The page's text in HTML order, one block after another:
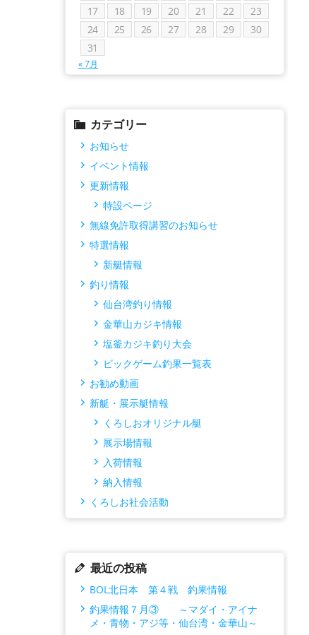
17
18 19 20 21 22
23
24
25 26 27 28 29
30
31
« 7月
カテゴリー
お知らせ
イベント情報
更新情報
特設ページ
無線免許取得講習のお知らせ
特選情報
新艇情報
釣り情報
仙台湾釣り情報
金華山カジキ情報
塩釜カジキ釣り大会
ビックゲーム釣果一覧表
お勧め動画
新艇・展示艇情報
くろしおオリジナル艇
展示場情報
入荷情報
納入情報
くろしお社会活動
最近の投稿
BOL北日本 第４戦 釣果情報
釣果情報７月③ ～マダイ・アイナ
メ・青物・アジ等・仙台湾・金華山～